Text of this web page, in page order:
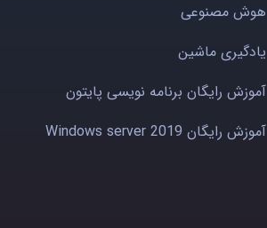
هوش مصنوعی
یادگیری ماشین
آموزش رایگان برنامه نویسی پایتون
آموزش رایگان Windows server 2019